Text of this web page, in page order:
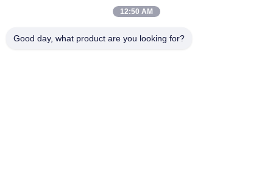
Peralatan Pengolah
12:50 AM
Good day, what product are you looking for?